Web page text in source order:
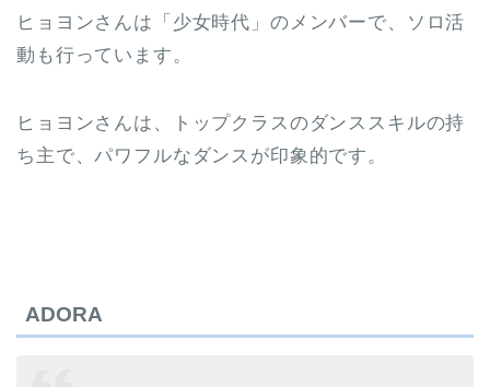
ヒョヨンさんは「少女時代」のメンバーで、ソロ活
動も行っています。
ヒョヨンさんは、トップクラスのダンススキルの持
ち主で、パワフルなダンスが印象的です。
ADORA